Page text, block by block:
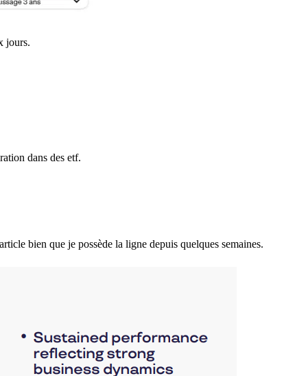
jours.
dans des etf.
bien que je possède la ligne depuis quelques semaines.